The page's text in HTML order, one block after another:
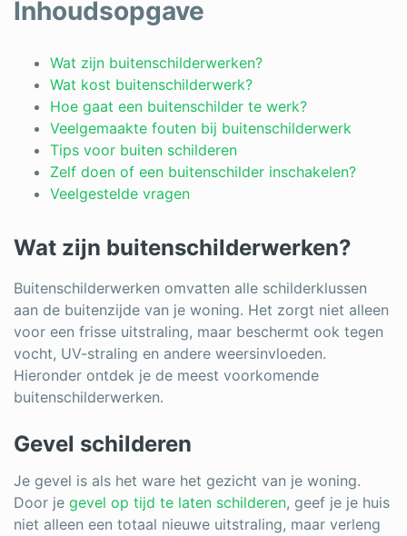
Zonwering
Bent u een vakspecialist?
Log in
Inhoudsopgave
Wat zijn buitenschilderwerken?
Wat kost buitenschilderwerk?
Hoe gaat een buitenschilder te werk?
Veelgemaakte fouten bij buitenschilderwerk
Tips voor buiten schilderen
Zelf doen of een buitenschilder inschakelen?
Veelgestelde vragen
Wat zijn buitenschilderwerken?
Buitenschilderwerken omvatten alle schilderklussen
aan de buitenzijde van je woning. Het zorgt niet alleen
voor een frisse uitstraling, maar beschermt ook tegen
vocht, UV-straling en andere weersinvloeden.
Hieronder ontdek je de meest voorkomende
buitenschilderwerken.
Gevel schilderen
Je gevel is als het ware het gezicht van je woning.
Door je gevel op tijd te laten schilderen, geef je je huis
niet alleen een totaal nieuwe uitstraling, maar verleng